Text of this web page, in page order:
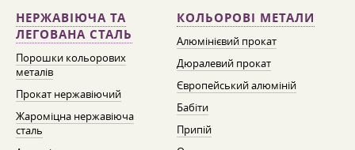
НЕРЖАВІЮЧА ТА
ЛЕГОВАНА СТАЛЬ
Порошки кольорових
металів
Прокат нержавіючий
Жароміцна нержавіюча
сталь
КОЛЬОРОВІ МЕТАЛИ
Алюмінієвий прокат
Дюралевий прокат
Європейський алюміній
Бабіти
Припій